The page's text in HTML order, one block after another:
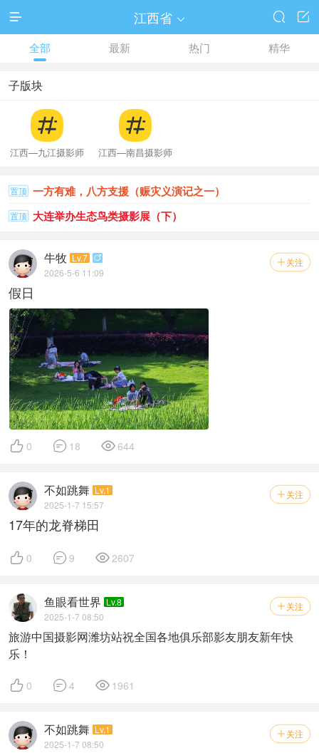
 江西省  

全部 最新 热门 精华
子版块
江西—九江摄影师 江西—南昌摄影师
置顶 一方有难，八方支援（赈灾义演记之一）
置顶 大连举办生态鸟类摄影展（下）
 关注
牛牧 Lv.7 
2026-5-6 11:09
假日
 0  18  644
 关注
不如跳舞 Lv.1
2025-1-7 15:57
17年的龙脊梯田
 0  9  2607
 关注
鱼眼看世界 Lv.8
2025-1-7 08:50
旅游中国摄影网潍坊站祝全国各地俱乐部影友朋友新年快
乐！
 0  4  1961
 关注
不如跳舞 Lv.1
2025-1-7 08:50